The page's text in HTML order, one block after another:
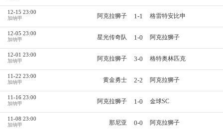
12-15 23:00
加纳甲 阿克拉狮子 1-1 格雷特安比申
12-05 23:00
加纳甲 星光传奇队 1-0 阿克拉狮子
12-01 23:00
加纳甲 阿克拉狮子 3-0 格特奥林匹克
11-22 23:00
加纳甲 黄金勇士 2-2 阿克拉狮子
11-16 23:00
加纳甲 阿克拉狮子 1-0 金球SC
11-08 23:00
加纳甲 那尼亚 0-0 阿克拉狮子